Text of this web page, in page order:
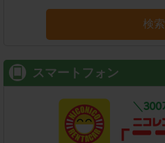
検索
スマートフォン